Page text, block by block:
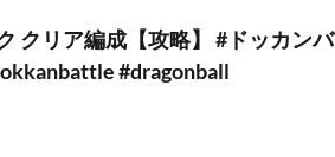
クリア編成【攻略】 #ドッカンバ
#dragonball